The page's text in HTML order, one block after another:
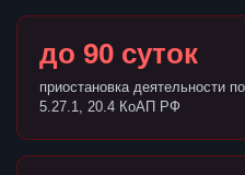
до 90 суток
приостановка деятельности
5.27.1, 20.4 КоАП РФ